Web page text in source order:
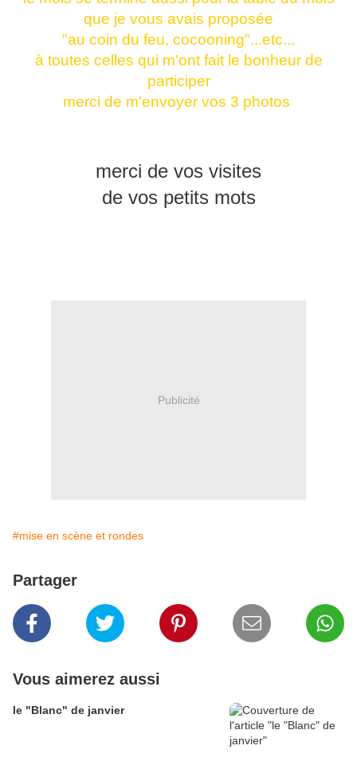
que je vous avais proposée
"au coin du feu, cocooning"...etc...
à toutes celles qui m'ont fait le bonheur de
participer
merci de m'envoyer vos 3 photos
merci de vos visites
de vos petits mots
Publicité
#mise en scène et rondes
Partager
Vous aimerez aussi
le "Blanc" de janvier